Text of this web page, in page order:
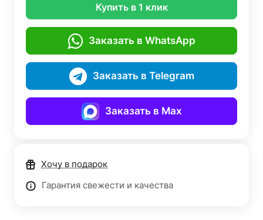
Купить в 1 клик
Заказать в WhatsApp
Заказать в Telegram
Заказать в Max
Хочу в подарок
Гарантия свежести и качества